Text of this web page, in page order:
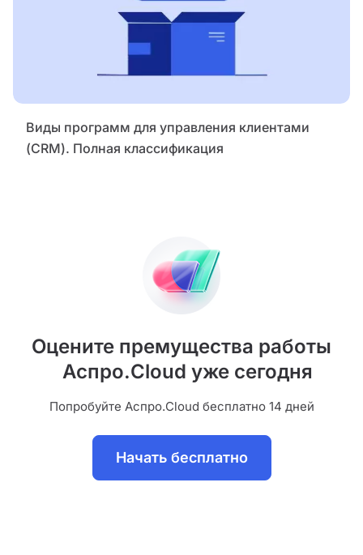
Виды программ для управления клиентами
(CRM). Полная классификация
Оцените премущества работы
Аспро.Cloud уже сегодня
Попробуйте Аспро.Cloud бесплатно 14 дней
Начать бесплатно